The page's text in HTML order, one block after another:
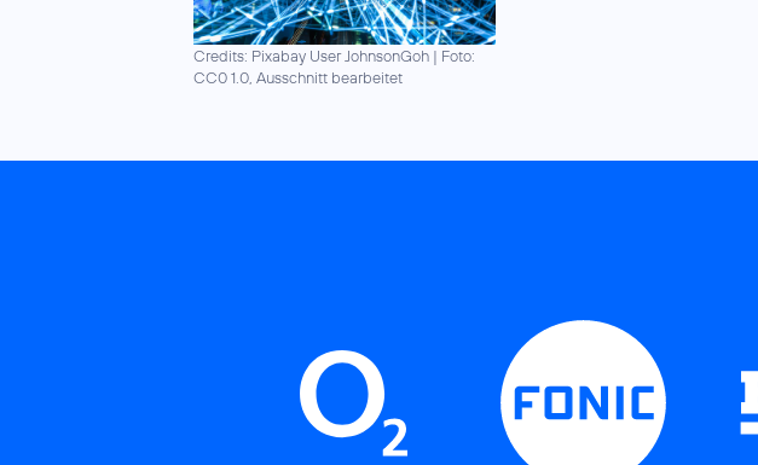
Credits: Pixabay User JohnsonGoh | Foto:
CC0 1.0, Ausschnitt bearbeitet